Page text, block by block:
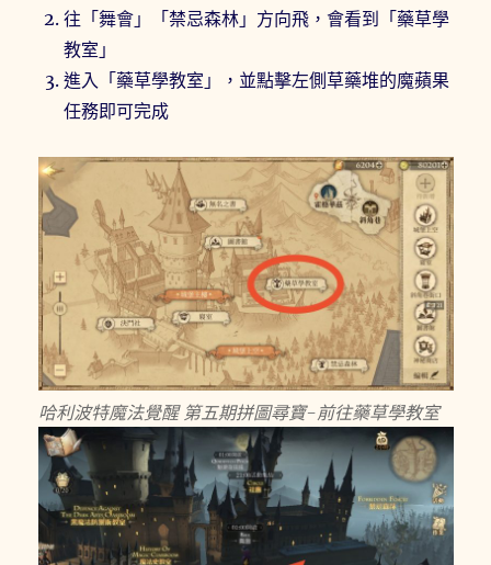
往「舞會」「禁忌森林」方向飛，會看到「藥草學
教室」
進入「藥草學教室」，並點擊左側草藥堆的魔蘋果
任務即可完成
哈利波特魔法覺醒 第五期拼圖尋寶-前往藥草學教室